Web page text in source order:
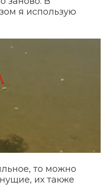
я использую
то можно
их также